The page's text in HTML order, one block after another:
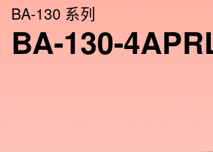
BA-130 系列
BA-130-